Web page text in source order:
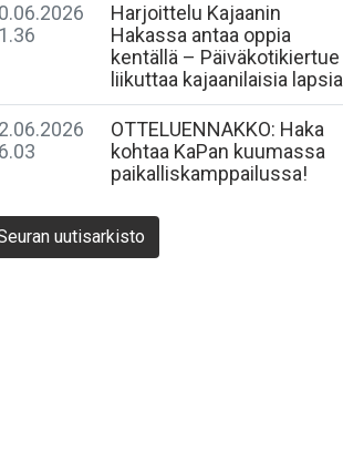
Harjoittelu Kajaanin
Hakassa antaa oppia
kentällä – Päiväkotikiertue
liikuttaa kajaanilaisia lapsia
OTTELUENNAKKO: Haka
kohtaa KaPan kuumassa
paikalliskamppailussa!
uutisarkisto